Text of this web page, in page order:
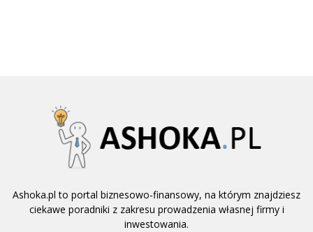
Ashoka.pl to portal biznesowo-finansowy, na którym znajdziesz
ciekawe poradniki z zakresu prowadzenia własnej firmy i
inwestowania.